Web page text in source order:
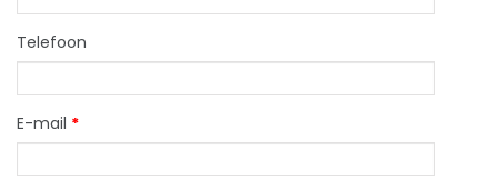
Telefoon
E-mail *